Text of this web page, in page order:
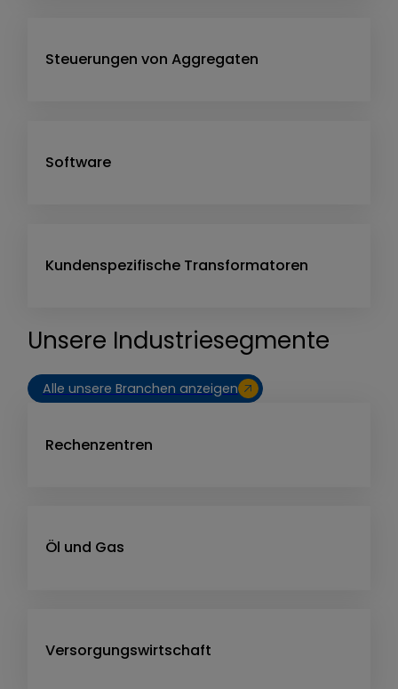
Steuerungen von Aggregaten
Software
Kundenspezifische Transformatoren
Unsere Industriesegmente
Alle unsere Branchen anzeigen
Rechenzentren
Öl und Gas
Versorgungswirtschaft